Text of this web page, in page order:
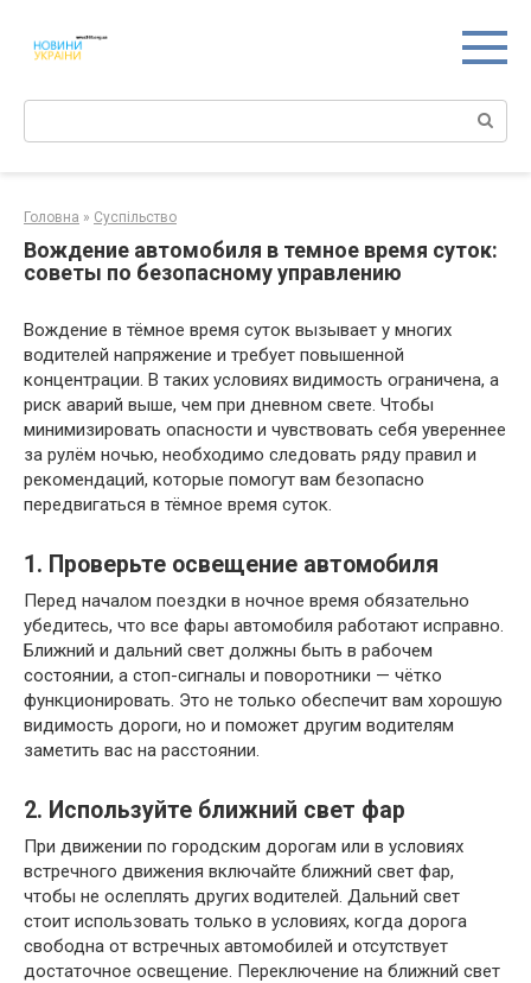
контенту
Поиск:
Головна » Суспільство
Вождение автомобиля в темное время суток:
советы по безопасному управлению
Вождение в тёмное время суток вызывает у многих
водителей напряжение и требует повышенной
концентрации. В таких условиях видимость ограничена, а
риск аварий выше, чем при дневном свете. Чтобы
минимизировать опасности и чувствовать себя увереннее
за рулём ночью, необходимо следовать ряду правил и
рекомендаций, которые помогут вам безопасно
передвигаться в тёмное время суток.
1. Проверьте освещение автомобиля
Перед началом поездки в ночное время обязательно
убедитесь, что все фары автомобиля работают исправно.
Ближний и дальний свет должны быть в рабочем
состоянии, а стоп-сигналы и поворотники — чётко
функционировать. Это не только обеспечит вам хорошую
видимость дороги, но и поможет другим водителям
заметить вас на расстоянии.
2. Используйте ближний свет фар
При движении по городским дорогам или в условиях
встречного движения включайте ближний свет фар,
чтобы не ослеплять других водителей. Дальний свет
стоит использовать только в условиях, когда дорога
свободна от встречных автомобилей и отсутствует
достаточное освещение. Переключение на ближний свет